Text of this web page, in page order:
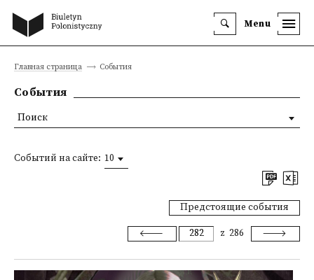
Menu
Главная страница События
События
Событий на сайте: 10
Предстоящие события
z 286
Поиск